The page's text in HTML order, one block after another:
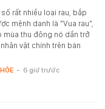
rất nhiều loại rau, bắp
mệnh danh là "Vua rau",
mùa thu đông nó dần trở
vật chính trên bàn
- 6 giờ trước